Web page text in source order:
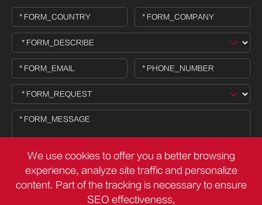
We use cookies to offer you a better browsing
experience, analyze site traffic and personalize
content. Part of the tracking is necessary to ensure
SEO effectiveness,